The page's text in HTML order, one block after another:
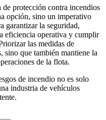
protección contra incendios
opción, sino un imperativo
garantizar la seguridad,
eficiencia operativa y cumplir
las medidas de
sino que también mantiene la
de la flota.
de incendio no es solo
industria de vehículos